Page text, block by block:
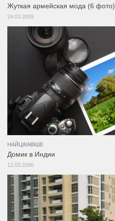
Жуткая армейская мода (6 фото)
24.03.2009
НАЙЦІКАВІШЕ
Домик в Индии
12.03.2006